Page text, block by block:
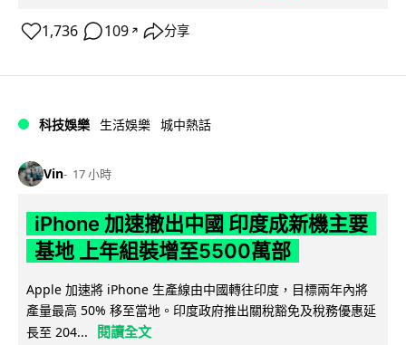
1,736 109 ↗ 分享
科技娛樂 生活娛樂 城中熱話
Vin 17 小時
iPhone 加速撤出中國 印度成新機主要
基地 上年組裝增至5500萬部
Apple 加速將 iPhone 生產線由中國轉往印度，目標兩年內將
產量最高 50% 移至當地。印度政府推出關稅豁免及稅務優惠延
長至 204...
閱讀全文